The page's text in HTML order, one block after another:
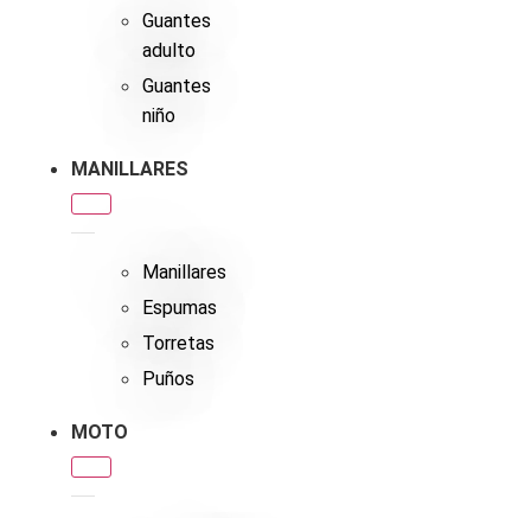
Guantes
adulto
Guantes
niño
MANILLARES
Manillares
Espumas
Torretas
Puños
MOTO